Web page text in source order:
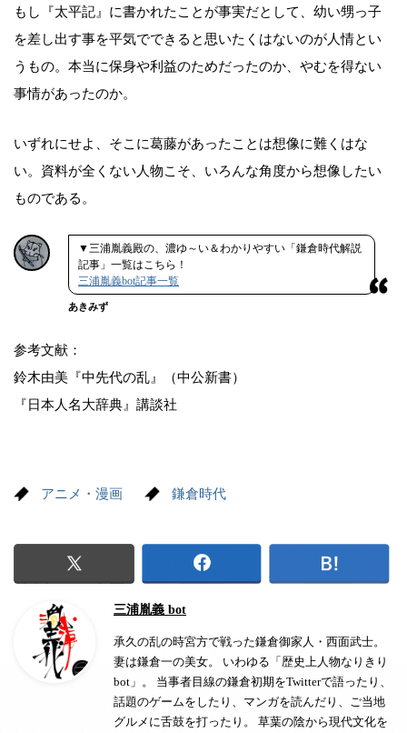
もし『太平記』に書かれたことが事実だとして、幼い甥っ子
を差し出す事を平気でできると思いたくはないのが人情とい
うもの。本当に保身や利益のためだったのか、やむを得ない
事情があったのか。
いずれにせよ、そこに葛藤があったことは想像に難くはな
い。資料が全くない人物こそ、いろんな角度から想像したい
ものである。
▼三浦胤義殿の、濃ゆ～い＆わかりやすい「鎌倉時代解説
記事」一覧はこちら！
三浦胤義bot記事一覧
あきみず
参考文献：
鈴木由美『中先代の乱』（中公新書）
『日本人名大辞典』講談社
アニメ・漫画 鎌倉時代
三浦胤義 bot
承久の乱の時宮方で戦った鎌倉御家人・西面武士。
妻は鎌倉一の美女。 いわゆる「歴史上人物なりきり
bot」。 当事者目線の鎌倉初期をTwitterで語ったり、
話題のゲームをしたり、マンガを読んだり、ご当地
グルメに舌鼓を打ったり。 草葉の陰から現代文化を